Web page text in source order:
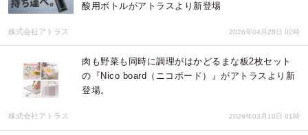
酸用ボトルがアトラスより新登場
株式会社アトラス 2026年04月28日 02時
肉も野菜も同時に調理がはかどるまな板2枚セット
の『Nico board（ニコボード）』がアトラスより新
登場。
株式会社アトラス 2026年03月10日 01時